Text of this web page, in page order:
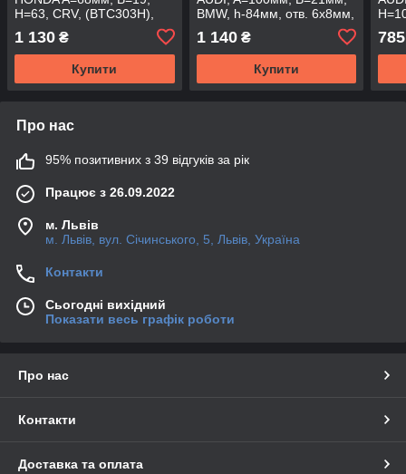
H=63, CRV, (BTC303H),
1 130 ₴
Купити
BMW, h-84мм, отв. 6x8мм,
1 140₴
Купити
785
Про нас
95% позитивних з 39 відгуків за рік
Працює з 26.09.2022
м. Львів
м. Львів, вул. Січинського, 5, Львів, Україна
Контакти
Сьогодні вихідний
Показати весь графік роботи
Про нас
Контакти
Доставка та оплата